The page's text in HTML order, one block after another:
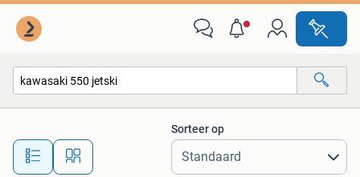
Alle afstanden…
Sorteer op